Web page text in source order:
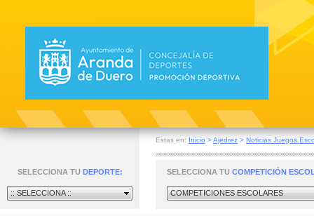
Estas en: Inicio >Ajedrez > Noticias Juegos
SELECCIONA TU DEPORTE:
:: SELECCIONA ::
SELECCIONA TU COMPETICIÓN
COMPETICIONES ESCOLARES